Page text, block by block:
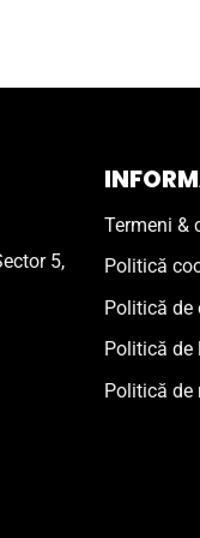
5,
Termeni &
Politică
Politică de
Politică de
Politică de